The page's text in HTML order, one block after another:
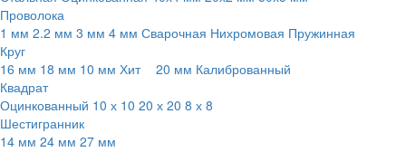
Проволока
1 мм 2.2 мм 3 мм 4 мм Сварочная Нихромовая Пружинная
Круг
16 мм 18 мм 10 мм Хит 20 мм Калиброванный
Квадрат
Оцинкованный 10 х 10 20 х 20 8 х 8
Шестигранник
14 мм 24 мм 27 мм